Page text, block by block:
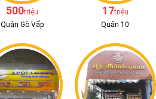
500triệu
Quận Gò Vấp
17triệu
Quận 10